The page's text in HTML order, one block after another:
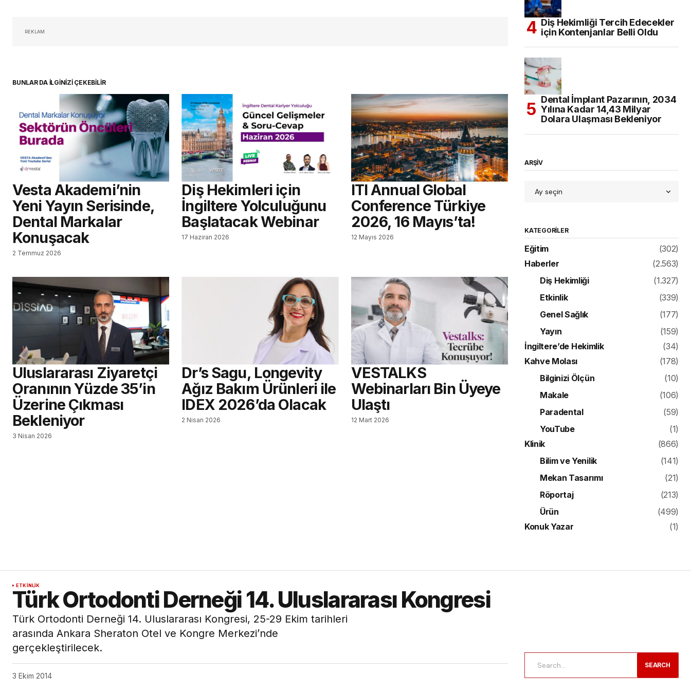
REKLAM
BUNLAR DA İLGİNİZİ ÇEKEBİLİR
Vesta Akademi’nin
Yeni Yayın Serisinde,
Dental Markalar
Konuşacak
2 Temmuz 2026
Diş Hekimleri için
İngiltere Yolculuğunu
Başlatacak Webinar
17 Haziran 2026
ITI Annual Global
Conference Türkiye
2026, 16 Mayıs’ta!
12 Mayıs 2026
Uluslararası Ziyaretçi
Oranının Yüzde 35’in
Üzerine Çıkması
Bekleniyor
3 Nisan 2026
Dr’s Sagu, Longevity
Ağız Bakım Ürünleri ile
IDEX 2026’da Olacak
2 Nisan 2026
VESTALKS
Webinarları Bin Üyeye
Ulaştı
12 Mart 2026
Diş Hekimliği Tercih Edecekler
için Kontenjanlar Belli Oldu
Dental İmplant Pazarının, 2034
Yılına Kadar 14,43 Milyar
Dolara Ulaşması Bekleniyor
ARŞİV
KATEGORILER
Eğitim
(302)
Haberler
(2.563)
Diş Hekimliği
(1.327)
Etkinlik
(339)
Genel Sağlık
(177)
Yayın
(159)
İngiltere’de Hekimlik
(34)
Kahve Molası
(178)
Bilginizi Ölçün
(10)
Makale
(106)
Paradental
(59)
YouTube
(1)
Klinik
(866)
Bilim ve Yenilik
(141)
Mekan Tasarımı
(21)
Röportaj
(213)
Ürün
(499)
Konuk Yazar
(1)
ETKINLIK
Türk Ortodonti Derneği 14. Uluslararası Kongresi
Türk Ortodonti Derneği 14. Uluslararası Kongresi, 25-29 Ekim tarihleri
arasında Ankara Sheraton Otel ve Kongre Merkezi’nde
gerçekleştirilecek.
3 Ekim 2014
SEARCH